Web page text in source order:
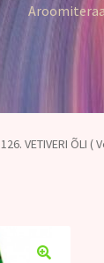
126. VETIVERI ÕLI